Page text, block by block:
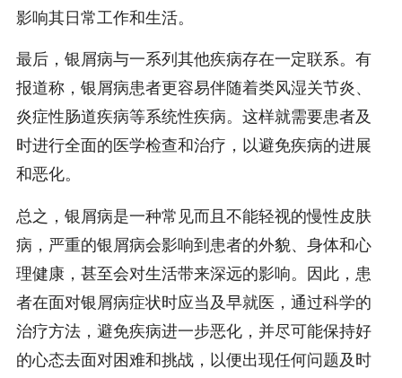
影响其日常工作和生活。
最后，银屑病与一系列其他疾病存在一定联系。有
报道称，银屑病患者更容易伴随着类风湿关节炎、
炎症性肠道疾病等系统性疾病。这样就需要患者及
时进行全面的医学检查和治疗，以避免疾病的进展
和恶化。
总之，银屑病是一种常见而且不能轻视的慢性皮肤
病，严重的银屑病会影响到患者的外貌、身体和心
理健康，甚至会对生活带来深远的影响。因此，患
者在面对银屑病症状时应当及早就医，通过科学的
治疗方法，避免疾病进一步恶化，并尽可能保持好
的心态去面对困难和挑战，以便出现任何问题及时